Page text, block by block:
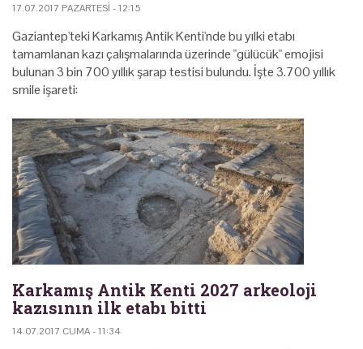
17.07.2017 PAZARTESI - 12:15
Gaziantep'teki Karkamış Antik Kenti'nde bu yılki etabı
tamamlanan kazı çalışmalarında üzerinde "gülücük" emojisi
bulunan 3 bin 700 yıllık şarap testisi bulundu. İşte 3.700 yıllık
smile işareti:
Karkamış Antik Kenti 2027 arkeoloji
kazısının ilk etabı bitti
14.07.2017 CUMA - 11:34